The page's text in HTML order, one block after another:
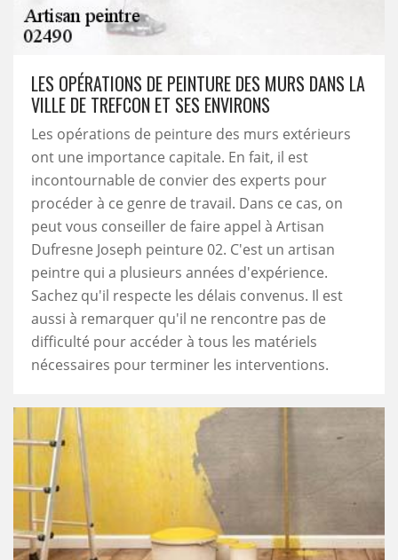
LES OPÉRATIONS DE PEINTURE DES MURS DANS LA
VILLE DE TREFCON ET SES ENVIRONS
Les opérations de peinture des murs extérieurs
ont une importance capitale. En fait, il est
incontournable de convier des experts pour
procéder à ce genre de travail. Dans ce cas, on
peut vous conseiller de faire appel à Artisan
Dufresne Joseph peinture 02. C'est un artisan
peintre qui a plusieurs années d'expérience.
Sachez qu'il respecte les délais convenus. Il est
aussi à remarquer qu'il ne rencontre pas de
difficulté pour accéder à tous les matériels
nécessaires pour terminer les interventions.